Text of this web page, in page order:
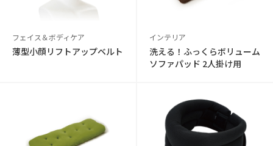
フェイス＆ボディケア
薄型小顔リフトアップベルト
インテリア
洗える！ふっくらボリューム
ソファパッド 2人掛け用